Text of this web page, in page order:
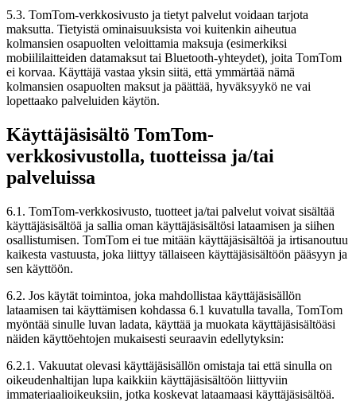
5.3. TomTom-verkkosivusto ja tietyt palvelut voidaan tarjota
maksutta. Tietyistä ominaisuuksista voi kuitenkin aiheutua
kolmansien osapuolten veloittamia maksuja (esimerkiksi
mobiililaitteiden datamaksut tai Bluetooth-yhteydet), joita TomTom
ei korvaa. Käyttäjä vastaa yksin siitä, että ymmärtää nämä
kolmansien osapuolten maksut ja päättää, hyväksyykö ne vai
lopettaako palveluiden käytön.
Käyttäjäsisältö TomTom-
verkkosivustolla, tuotteissa ja/tai
palveluissa
6.1. TomTom-verkkosivusto, tuotteet ja/tai palvelut voivat sisältää
käyttäjäsisältöä ja sallia oman käyttäjäsisältösi lataamisen ja siihen
osallistumisen. TomTom ei tue mitään käyttäjäsisältöä ja irtisanoutuu
kaikesta vastuusta, joka liittyy tällaiseen käyttäjäsisältöön pääsyyn ja
sen käyttöön.
6.2. Jos käytät toimintoa, joka mahdollistaa käyttäjäsisällön
lataamisen tai käyttämisen kohdassa 6.1 kuvatulla tavalla, TomTom
myöntää sinulle luvan ladata, käyttää ja muokata käyttäjäsisältöäsi
näiden käyttöehtojen mukaisesti seuraavin edellytyksin:
6.2.1. Vakuutat olevasi käyttäjäsisällön omistaja tai että sinulla on
oikeudenhaltijan lupa kaikkiin käyttäjäsisältöön liittyviin
immateriaalioikeuksiin, jotka koskevat lataamaasi käyttäjäsisältöä.